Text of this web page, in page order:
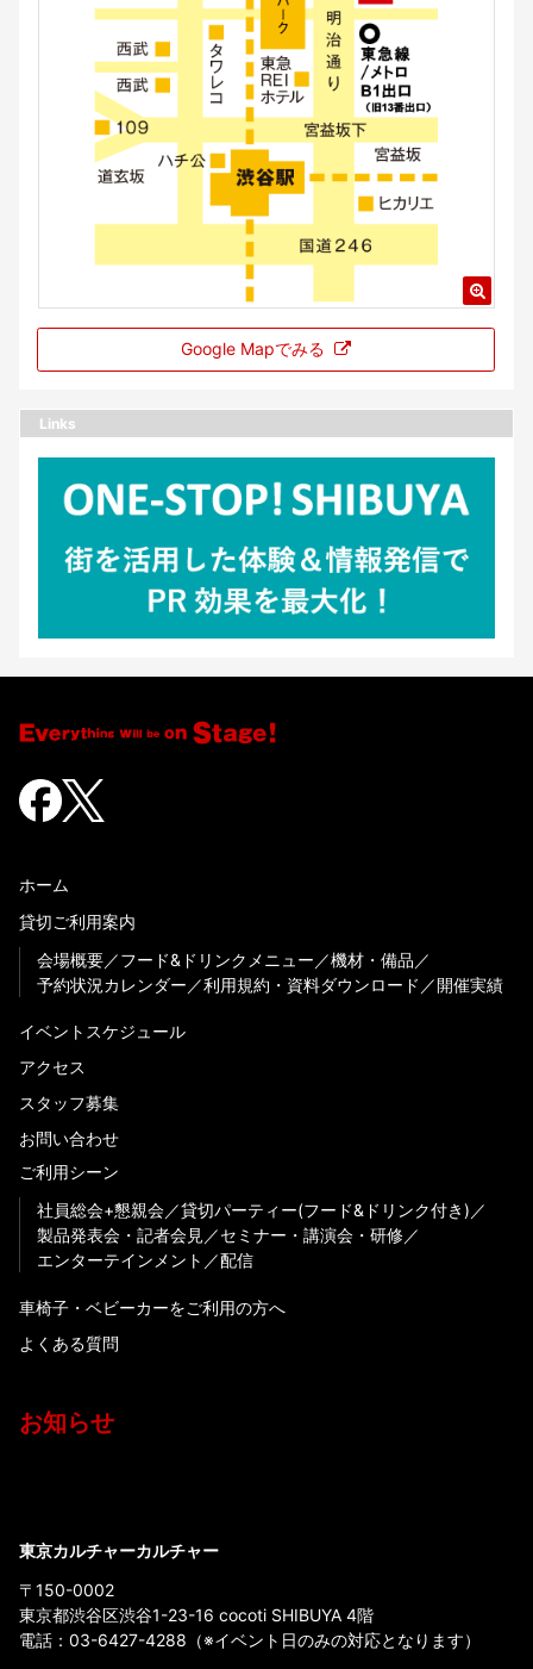
Google Mapでみる
Links
ホーム
貸切ご利用案内
会場概要
フード&ドリンクメニュー
機材・備品
予約状況カレンダー
利用規約・資料ダウンロード 開催実績
イベントスケジュール
アクセス
スタッフ募集
お問い合わせ
ご利用シーン
社員総会+懇親会
貸切パーティー(フード&ドリンク付き)
製品発表会・記者会見
セミナー・講演会・研修
エンターテインメント
配信
車椅子・ベビーカーをご利用の方へ
よくある質問
お知らせ
東京カルチャーカルチャー
〒150-0002
東京都渋谷区渋谷1-23-16 cocoti SHIBUYA 4階
電話： 03-6427-4288 （※イベント日のみの対応となります）